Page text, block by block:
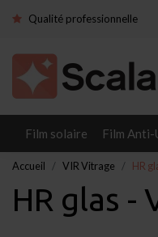
Qualité professionnelle
Film solaire Film Anti-
Accueil VIR Vitrage HR
HR glas